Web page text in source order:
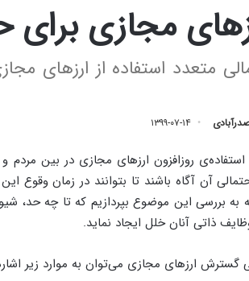
مجازی
متعدد استفاده از ارزهای
۱۳۹۹-۰۷-۱۴
استفاده­‌ی روزافزون ارزهای مجازی در بین
آن آگاه باشند تا بتوانند در زمان وقوع
بررسی این موضوع بپردازیم که تا چه حد،
ذاتی آنان خلل ایجاد نماید.
گسترش ارزهای مجازی می‌­توان به موارد زیر